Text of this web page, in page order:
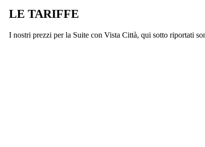
LE TARIFFE
I nostri prezzi per la Suite con Vista Città, qui sotto riportati